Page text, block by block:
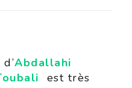
Abdallahi
est très